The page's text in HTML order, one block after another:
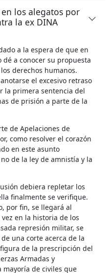
los alegatos por
la ex DINA
a la espera de que en
a conocer su propuesta
derechos humanos.
el excesivo retraso
la primera sentencia del
de prisión a parte de la
de Apelaciones de
como resolver el corazón
en este asunto
de la ley de amnistía y la
debiera repletar los
finalmente se verifique.
por fin, se llegará al
en la historia de los
represión militar, se
una corte acerca de la
de la prescripción del
Armadas y
mayoría de civiles que